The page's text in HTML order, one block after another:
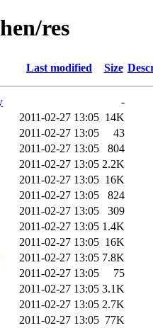
res
Last modified Size
-
2011-02-27 13:05 14K
2011-02-27 13:05
43
2011-02-27 13:05
804
2011-02-27 13:05 2.2K
2011-02-27 13:05 16K
2011-02-27 13:05
824
2011-02-27 13:05
309
2011-02-27 13:05 1.4K
2011-02-27 13:05 16K
2011-02-27 13:05 7.8K
2011-02-27 13:05
75
2011-02-27 13:05 3.1K
2011-02-27 13:05 2.7K
2011-02-27 13:05 77K